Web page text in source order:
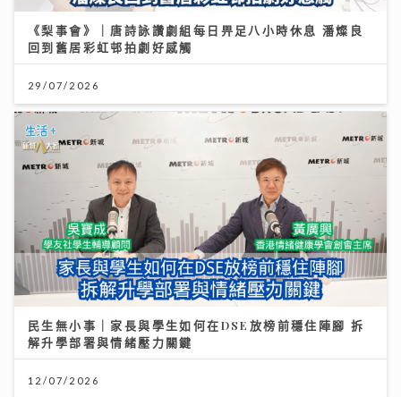
《梨事會》｜唐詩詠讚劇組每日畀足八小時休息 潘燦良
回到舊居彩虹邨拍劇好感觸
29/07/2026
民生無小事｜家長與學生如何在DSE放榜前穩住陣腳 拆
解升學部署與情緒壓力關鍵
12/07/2026